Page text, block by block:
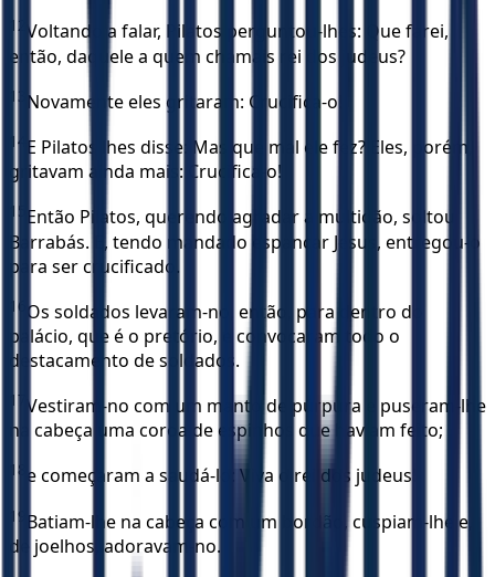
12 Voltando a falar, Pilatos perguntou-lhes: Que farei,
então, daquele a quem chamais rei dos judeus?
13 Novamente eles gritaram: Crucifica-o!
14 E Pilatos lhes disse: Mas que mal ele fez? Eles, porém,
gritavam ainda mais: Crucifica-o!
15 Então Pilatos, querendo agradar a multidão, soltou
Barrabás. E, tendo mandado espancar Jesus, entregou-o
para ser crucificado.
16 Os soldados levaram-no, então, para dentro do
palácio, que é o pretório, e convocaram todo o
destacamento de soldados.
17 Vestiram-no com um manto de púrpura e puseram-lhe
na cabeça uma coroa de espinhos que haviam feito;
18 e começaram a saudá-lo: Viva o rei dos judeus!
19 Batiam-lhe na cabeça com um bordão, cuspiam-lhe e,
de joelhos, adoravam-no.